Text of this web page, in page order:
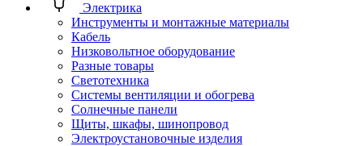
Электрика
Инструменты и монтажные материалы
Кабель
Низковольтное оборудование
Разные товары
Светотехника
Системы вентиляции и обогрева
Солнечные панели
Щиты, шкафы, шинопровод
Электроустановочные изделия